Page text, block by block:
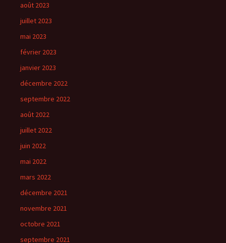
août 2023
juillet 2023
mai 2023
février 2023
janvier 2023
décembre 2022
septembre 2022
août 2022
juillet 2022
juin 2022
mai 2022
mars 2022
décembre 2021
novembre 2021
octobre 2021
septembre 2021